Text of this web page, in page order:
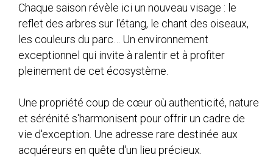
Chaque saison révèle ici un nouveau visage : le
reflet des arbres sur l'étang, le chant des oiseaux,
les couleurs du parc… Un environnement
exceptionnel qui invite à ralentir et à profiter
pleinement de cet écosystème.
Une propriété coup de cœur où authenticité, nature
et sérénité s'harmonisent pour offrir un cadre de
vie d'exception. Une adresse rare destinée aux
acquéreurs en quête d'un lieu précieux.